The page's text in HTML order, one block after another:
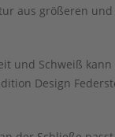
aus größeren
und Schweiß
Design